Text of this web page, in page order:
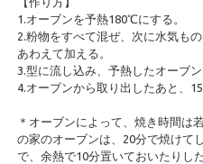
1.オーブンを予熱180℃にする。
2.粉物をすべて混ぜ、次に水気も
あわえて加える。
3.型に流し込み、予熱したオーブン
4.オーブンから取り出したあと、
＊オーブンによって、焼き時間は
の家のオーブンは、20分で焼けて
で、余熱で10分置いておいたりし